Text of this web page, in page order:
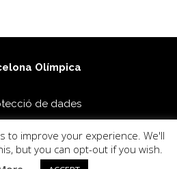
Olímpica
de dades
Joan Antoni Samaranch
to improve your experience. We'll
but you can opt-out if you wish.